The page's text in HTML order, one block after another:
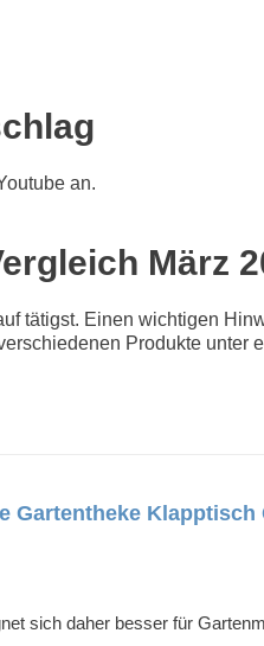
an.
März
tätigst. Einen wichtigen
Produkte unter
Gartentheke Klapptisch
sich daher besser für